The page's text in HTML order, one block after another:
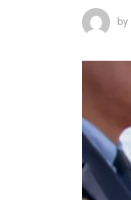
by